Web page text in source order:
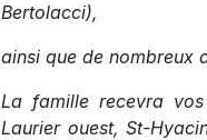
Bertolacci),
ainsi que de nombreux
La famille recevra
Laurier ouest, St-